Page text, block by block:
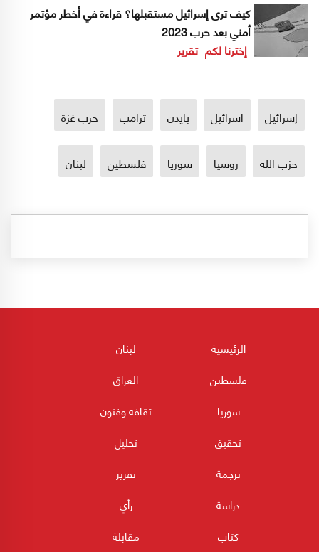
كيف ترى إسرائيل مستقبلها؟ قراءة في أخطر مؤتمر
أمني بعد حرب 2023
إخترنا لكم تقرير
إسرائيل اسرائيل بايدن ترامب حرب غزة
حزب الله روسيا سوريا فلسطين لبنان
الرئيسية
لبنان
فلسطين
العراق
سوريا
ثقافه وفنون
تحقيق
تحليل
ترجمة
تقرير
دراسة
رأي
كتاب
مقابلة